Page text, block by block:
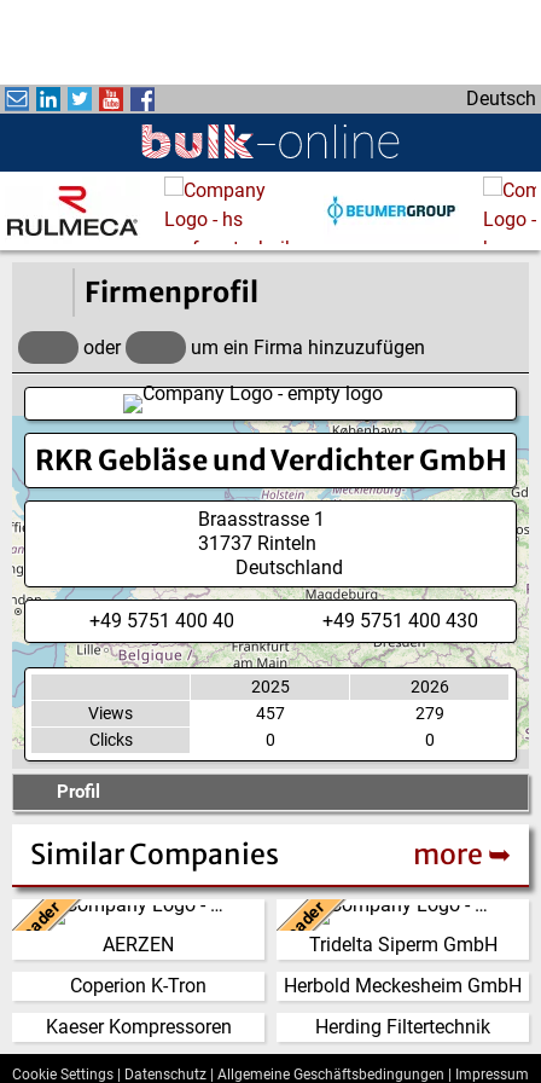
e
u
m
Deutsch
Firmenprofil
oder um ein Firma hinzuzufügen
RKR Gebläse und Verdichter GmbH
Braasstrasse 1
31737 Rinteln
Deutschland
+49 5751 400 40 +49 5751 400 430
2025
2026
Views
457
279
Clicks
0 0
Profil
Similar Companies more ➥
Leader AERZEN
Deutschland
Wir haben uns entwickelt von
einer reinen Maschinenfabrik zu
einem Global Player, der
zuverlässige,…
(Click for more!)
LeaderTridelta Siperm GmbH
Deutschland
Seit 1953 produziert die Tridelta
Siperm GmbH am Standort
Dortmund hochporöse
Sinterwerkstoffe. Aus…
(Click for more!)
Coperion K-Tron
Schweiz
(Click for more!)
Herbold Meckesheim GmbH
Deutschland
(Click for more!)
Kaeser Kompressoren
Deutschland
(Click for more!)
Herding Filtertechnik
Deutschland
(Click for more!)
Cookie Settings Datenschutz Allgemeine Geschäftsbedingungen Impressum